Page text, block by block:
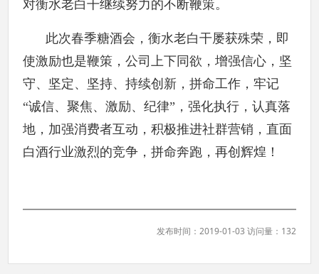
对衡水老白干继续努力的不断鞭策。
此次春季糖酒会，衡水老白干屡获殊荣，即
使激励也是鞭策，公司上下同欲，增强信心，坚
守、坚定、坚持、持续创新，拼命工作，牢记
“诚信、聚焦、激励、纪律”，强化执行，认真落
地，加强消费者互动，积极推进社群营销，直面
白酒行业激烈的竞争，拼命奔跑，再创辉煌！
发布时间：2019-01-03 访问量：132